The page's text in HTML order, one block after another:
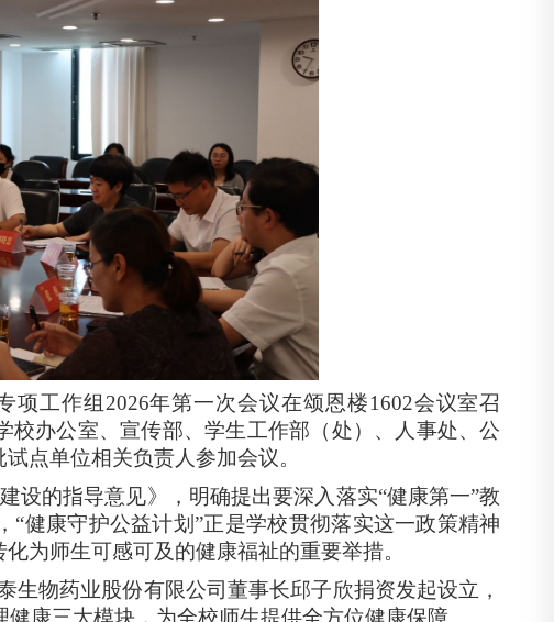
项工作组2026年第一次会议在颂恩楼1602会议室召
办公室、宣传部、学生工作部（处）、人事处、公
点单位相关负责人参加会议。
设的指导意见》，明确提出要深入落实“健康第一”教
健康守护公益计划”正是学校贯彻落实这一政策精神
为师生可感可及的健康福祉的重要举措。
生物药业股份有限公司董事长邱子欣捐资发起设立，